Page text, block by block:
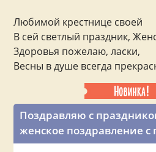
Поздравляю с
женское поздравление
Любимой крестнице своей
В сей светлый праздник,
Здоровья пожелаю, ласки,
Весны в душе всегда